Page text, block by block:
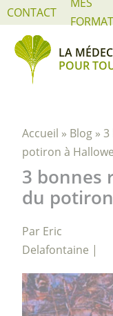
CONTACT
LA
POUR
Accueil » Blog »3
potiron à
3 bonnes
du
Par Eric
Delafontaine |
Cookies management